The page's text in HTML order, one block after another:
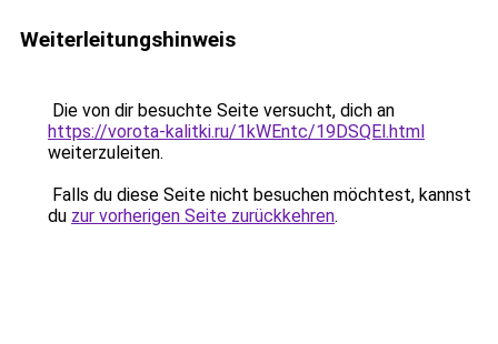
Weiterleitungshinweis
Die von dir besuchte Seite versucht, dich an
https://vorota-kalitki.ru/1kWEntc/19DSQEl.html
weiterzuleiten.
Falls du diese Seite nicht besuchen möchtest, kannst
du zur vorherigen Seite zurückkehren.